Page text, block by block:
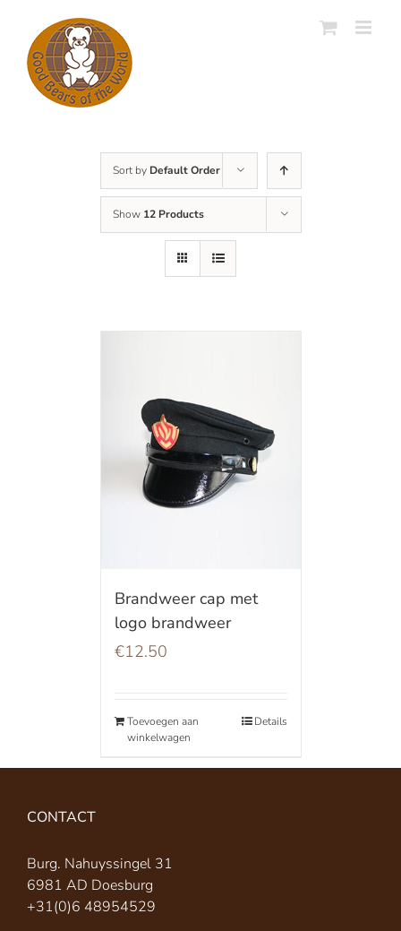
content
Sort by Default Order
Show 12 Products
Brandweer cap met
logo brandweer
€12.50
Toevoegen aan
winkelwagen
Details
CONTACT
Burg. Nahuyssingel 31
6981 AD Doesburg
+31(0)6 48954529